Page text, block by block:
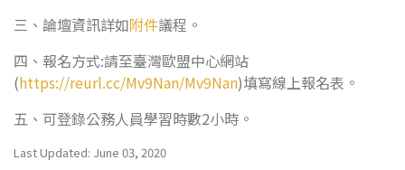
三、論壇資訊詳如附件議程。
四、報名方式:請至臺灣歐盟中心網站
(https://reurl.cc/Mv9Nan/Mv9Nan)填寫線上報名表。
五、可登錄公務人員學習時數2小時。
Last Updated: June 03, 2020